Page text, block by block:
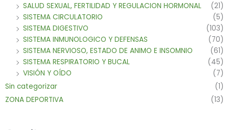
SALUD SEXUAL, FERTILIDAD Y REGULACION HORMONAL
(21)
SISTEMA CIRCULATORIO
(5)
SISTEMA DIGESTIVO
(103)
SISTEMA INMUNOLOGICO Y DEFENSAS
(70)
SISTEMA NERVIOSO, ESTADO DE ANIMO E INSOMNIO
(61)
SISTEMA RESPIRATORIO Y BUCAL
(45)
VISIÓN Y OÍDO
(7)
Sin categorizar
(1)
ZONA DEPORTIVA
(13)